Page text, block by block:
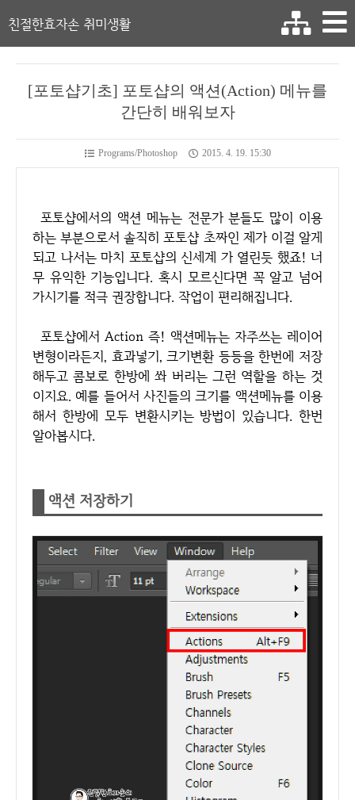
친절한효자손 취미생활
[포토샵기초] 포토샵의 액션(Action) 메뉴를
간단히 배워보자
Programs/Photoshop 2015. 4. 19. 15:30
포토샵에서의 액션 메뉴는 전문가 분들도 많이 이용
하는 부분으로서 솔직히 포토샵 초짜인 제가 이걸 알게
되고 나서는 마치 포토샵의 신세계 가 열린듯 했죠! 너
무 유익한 기능입니다. 혹시 모르신다면 꼭 알고 넘어
가시기를 적극 권장합니다. 작업이 편리해집니다.
포토샵에서 Action 즉! 액션메뉴는 자주쓰는 레이어
변형이라든지, 효과넣기, 크기변환 등등을 한번에 저장
해두고 콤보로 한방에 쏴 버리는 그런 역할을 하는 것
이지요. 예를 들어서 사진들의 크기를 액션메뉴를 이용
해서 한방에 모두 변환시키는 방법이 있습니다. 한번
알아봅시다.
액션 저장하기